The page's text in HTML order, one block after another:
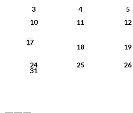
3 4 5
10
11 12
17
18 19
24 25 26
31